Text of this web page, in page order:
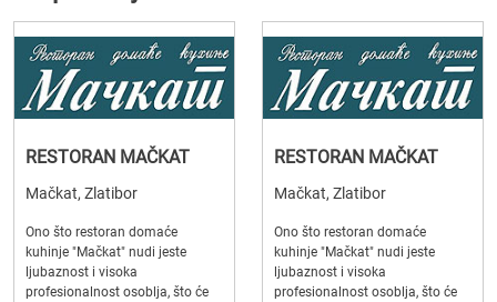
RESTORAN MAČKAT
Mačkat, Zlatibor
Ono što restoran domaće
kuhinje "Mačkat" nudi jeste
ljubaznost i visoka
profesionalnost osoblja, što će
RESTORAN MAČKAT
Mačkat, Zlatibor
Ono što restoran domaće
kuhinje "Mačkat" nudi jeste
ljubaznost i visoka
profesionalnost osoblja, što će